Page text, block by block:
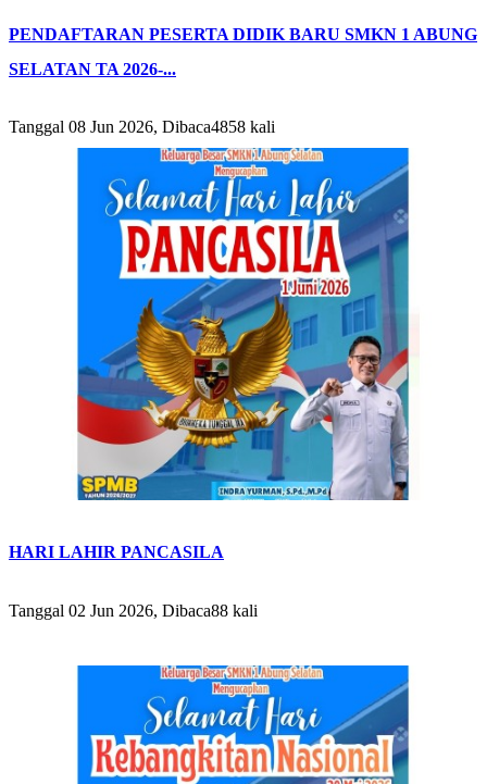
PENDAFTARAN PESERTA DIDIK BARU SMKN 1 ABUNG
SELATAN TA 2026-...
Tanggal 08 Jun 2026, Dibaca4858 kali
HARI LAHIR PANCASILA
Tanggal 02 Jun 2026, Dibaca88 kali